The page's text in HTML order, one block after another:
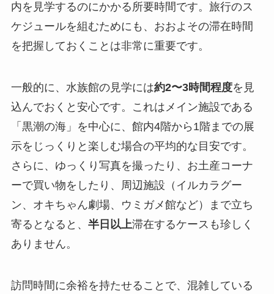
内を見学するのにかかる所要時間です。旅行のス
ケジュールを組むためにも、おおよその滞在時間
を把握しておくことは非常に重要です。
一般的に、水族館の見学には約2〜3時間程度を見
込んでおくと安心です。これはメイン施設である
「黒潮の海」を中心に、館内4階から1階までの展
示をじっくりと楽しむ場合の平均的な目安です。
さらに、ゆっくり写真を撮ったり、お土産コーナ
ーで買い物をしたり、周辺施設（イルカラグー
ン、オキちゃん劇場、ウミガメ館など）まで立ち
寄るとなると、 半日以上滞在するケースも珍しく
ありません。
訪問時間に余裕を持たせることで、混雑している